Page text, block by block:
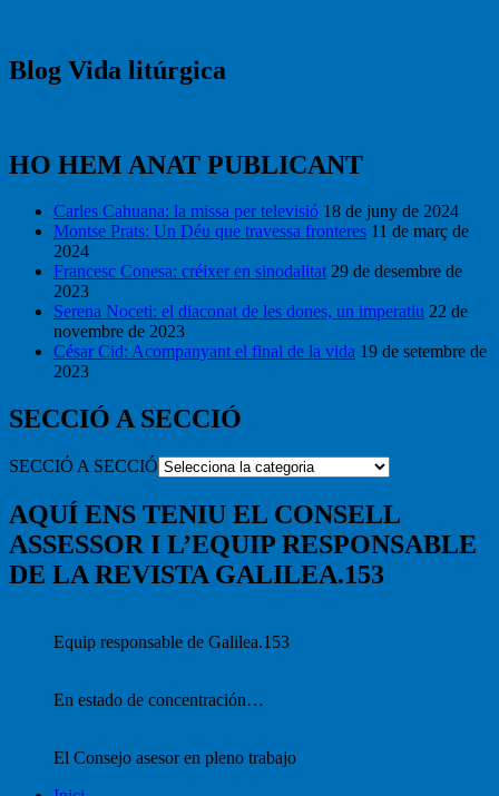
Blog Vida litúrgica
HO HEM ANAT PUBLICANT
Carles Cahuana: la missa per televisió 18 de juny de 2024
Montse Prats: Un Déu que travessa fronteres 11 de març de
2024
Francesc Conesa: créixer en sinodalitat 29 de desembre de
2023
Serena Noceti: el diaconat de les dones, un imperatiu 22 de
novembre de 2023
César Cid: Acompanyant el final de la vida 19 de setembre de
2023
SECCIÓ A SECCIÓ
SECCIÓ A SECCIÓ
AQUÍ ENS TENIU EL CONSELL
ASSESSOR I L’EQUIP RESPONSABLE
DE LA REVISTA GALILEA.153
Equip responsable de Galilea.153
En estado de concentración…
El Consejo asesor en pleno trabajo